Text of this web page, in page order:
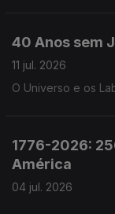
40 Anos sem
11 jul. 2026
O Universo e os
1776-2026:
América
04 jul. 2026